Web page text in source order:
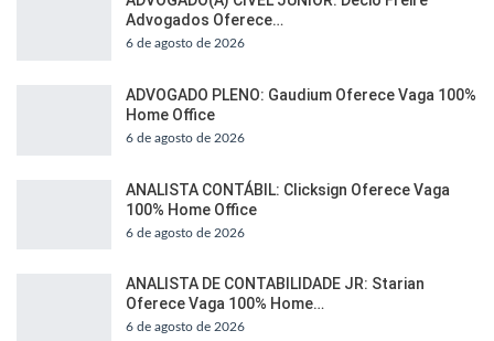
Advogados Oferece…
6 de agosto de 2026
ADVOGADO PLENO: Gaudium Oferece Vaga 100%
Home Office
6 de agosto de 2026
ANALISTA CONTÁBIL: Clicksign Oferece Vaga
100% Home Office
6 de agosto de 2026
ANALISTA DE CONTABILIDADE JR: Starian
Oferece Vaga 100% Home…
6 de agosto de 2026